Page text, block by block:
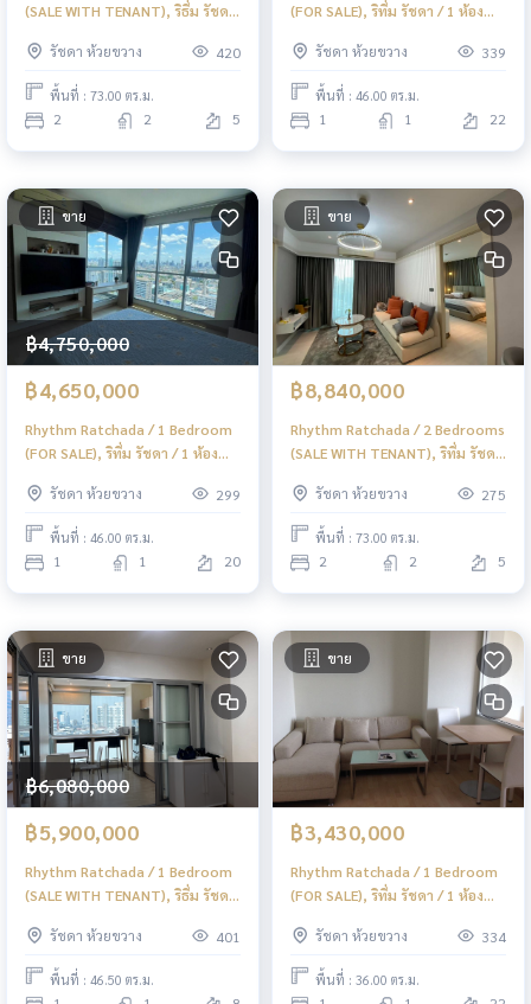
(SALE WITH TENANT), ริธึ่ม รัชดา
รัชดา ห้วยขวาง
420
พื้นที่ : 73.00 ตร.ม.
2 2 5
(FOR SALE), ริทึ่ม รัชดา / 1 ห้อง
รัชดา ห้วยขวาง
339
พื้นที่ : 46.00 ตร.ม.
1 1 22
ขาย
฿4,750,000
฿4,650,000
Rhythm Ratchada / 1 Bedroom
(FOR SALE), ริทึ่ม รัชดา / 1 ห้อง
รัชดา ห้วยขวาง
299
พื้นที่ : 46.00 ตร.ม.
1 1 20
ขาย
฿8,840,000
Rhythm Ratchada / 2 Bedrooms
(SALE WITH TENANT), ริทึ่ม รัชดา
ML054รัชดา ห้วยขวาง 275
พื้นที่ : 73.00 ตร.ม.
2 2 5
ขาย
฿6,080,000
฿5,900,000
Rhythm Ratchada / 1 Bedroom
(SALE WITH TENANT), ริธึ่ม รัชดา
CHER027
รัชดา ห้วยขวาง 401
พื้นที่ : 46.50 ตร.ม.
ขาย
฿3,430,000
Rhythm Ratchada / 1 Bedroom
(FOR SALE), ริทึ่ม รัชดา / 1 ห้อง
รัชดา ห้วยขวาง
334
พื้นที่ : 36.00 ตร.ม.